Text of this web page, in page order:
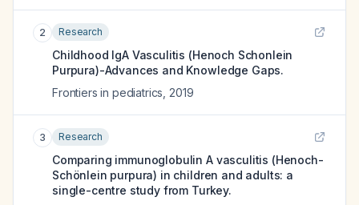
2 Research
Childhood IgA Vasculitis (Henoch Schonlein
Purpura)-Advances and Knowledge Gaps.
Frontiers in pediatrics 2019
3 Research
Comparing immunoglobulin A vasculitis (Henoch-
Schönlein purpura) in children and adults: a
single-centre study from Turkey.